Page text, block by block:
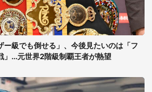
ー級でも倒せる」、今後見たいのは「フ
」...元世界2階級制覇王者が熱望